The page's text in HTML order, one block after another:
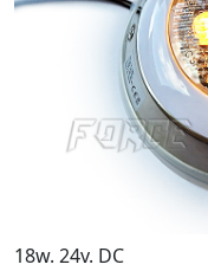
18w. 24v. DC